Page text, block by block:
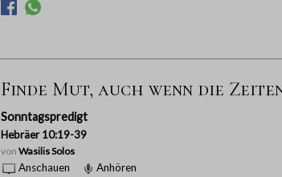
Finde Mut, auch wenn die
Sonntagspredigt
Hebräer 10:19-39
von Wasilis Solos
Anschauen
Anhören